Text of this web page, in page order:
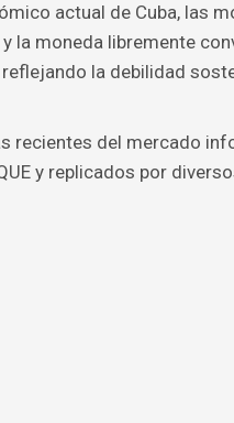
actual de Cuba, las
y la moned­a libremente
reflejando la debilidad
recientes del mercado
y replicados por